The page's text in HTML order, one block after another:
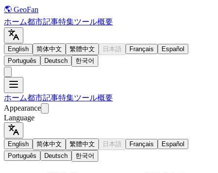
🌎 GeoFan
ホーム都市記事特集ツール概要
English 简体中文 繁體中文 日本語 Français
Español
Português
Deutsch 한국어
ホーム都市記事特集ツール概要
Appearance
Language
English 简体中文 繁體中文 日本語 Français
Español
Português
Deutsch 한국어